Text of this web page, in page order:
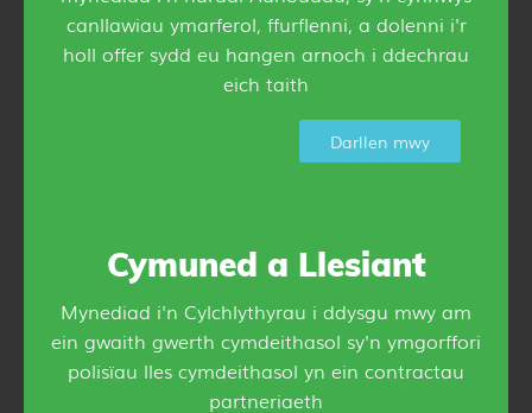
canllawiau ymarferol, ffurflenni, a dolenni i'r
holl offer sydd eu hangen arnoch i ddechrau
eich taith
Darllen mwy
Cymuned a Llesiant
Mynediad i'n Cylchlythyrau i ddysgu mwy am
ein gwaith gwerth cymdeithasol sy'n ymgorffori
polisïau lles cymdeithasol yn ein contractau
partneriaeth